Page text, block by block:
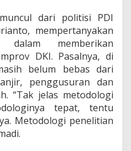
dari politisi PDI
mempertanyakan
dalam memberikan
DKI. Pasalnya, di
belum bebas dari
penggusuran dan
“Tak jelas metodologi
tepat, tentu
Metodologi penelitian